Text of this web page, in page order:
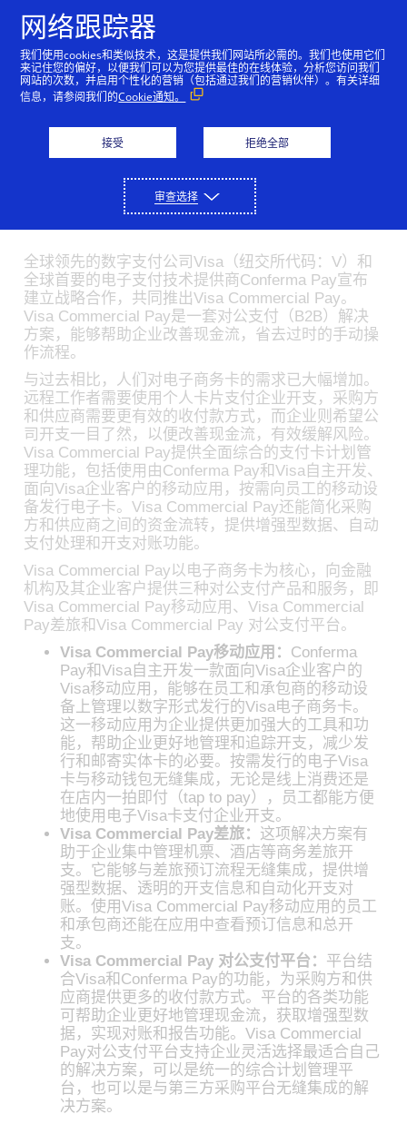
Visa Commercial Pay为全
球客户与合作伙伴提供电
子支付卡功能
Visa与Conferma Pay合作，助力企业快速实现对公支
全球领先的数字支付公司Visa（纽交所代码：V）和
全球首要的电子支付技术提供商Conferma Pay宣布
建立战略合作，共同推出Visa Commercial Pay。
Visa Commercial Pay是一套对公支付（B2B）解决
方案，能够帮助企业改善现金流，省去过时的手动操
作流程。
与过去相比，人们对电子商务卡的需求已大幅增加。
远程工作者需要使用个人卡片支付企业开支，采购方
和供应商需要更有效的收付款方式，而企业则希望公
司开支一目了然，以便改善现金流，有效缓解风险。
Visa Commercial Pay提供全面综合的支付卡计划管
理功能，包括使用由Conferma Pay和Visa自主开发、
面向Visa企业客户的移动应用，按需向员工的移动设
备发行电子卡。Visa Commercial Pay还能简化采购
方和供应商之间的资金流转，提供增强型数据、自动
支付处理和开支对账功能。
Visa Commercial Pay以电子商务卡为核心，向金融
机构及其企业客户提供三种对公支付产品和服务，即
Visa Commercial Pay移动应用、Visa Commercial
Pay差旅和Visa Commercial Pay 对公支付平台。
Visa Commercial Pay移动应用： Conferma
Pay和Visa自主开发一款面向Visa企业客户的
Visa移动应用，能够在员工和承包商的移动设
备上管理以数字形式发行的Visa电子商务卡。
这一移动应用为企业提供更加强大的工具和功
能，帮助企业更好地管理和追踪开支，减少发
行和邮寄实体卡的必要。按需发行的电子Visa
卡与移动钱包无缝集成，无论是线上消费还是
在店内一拍即付（tap to pay），员工都能方便
地使用电子Visa卡支付企业开支。
Visa Commercial Pay差旅： 这项解决方案有
助于企业集中管理机票、酒店等商务差旅开
支。它能够与差旅预订流程无缝集成，提供增
强型数据、透明的开支信息和自动化开支对
账。使用Visa Commercial Pay移动应用的员工
和承包商还能在应用中查看预订信息和总开
支。
Visa Commercial Pay 对公支付平台： 平台结
合Visa和Conferma Pay的功能，为采购方和供
应商提供更多的收付款方式。平台的各类功能
可帮助企业更好地管理现金流，获取增强型数
据，实现对账和报告功能。Visa Commercial
Pay对公支付平台支持企业灵活选择最适合自己
的解决方案，可以是统一的综合计划管理平
台，也可以是与第三方采购平台无缝集成的解
决方案。
网络跟踪器
我们使用cookies和类似技术，这是提供我们网站所必需的。我们也使用它们
来记住您的偏好，以便我们可以为您提供最佳的在线体验，分析您访问我们
网站的次数，并启用个性化的营销（包括通过我们的营销伙伴）。有关详细
信息，请参阅我们的Cookie通知。
接受 拒绝全部
审查选择